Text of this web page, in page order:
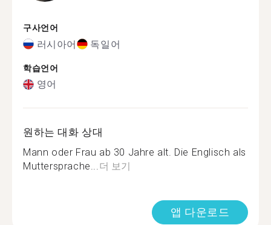
구사언어
러시아어 독일어
학습언어
영어
원하는 대화 상대
Mann oder Frau ab 30 Jahre alt. Die Englisch als
Muttersprache...더 보기
앱 다운로드